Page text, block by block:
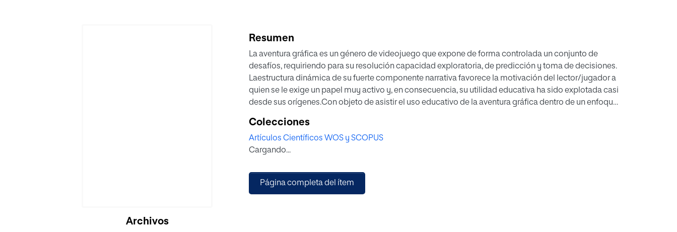
Cargando...Archivos
Resumen
La aventura gráfica es un género de videojuego que expone de forma controlada un conjunto de
desafíos, requiriendo para su resolución capacidad exploratoria, de predicción y toma de decisiones.
Laestructura dinámica de su fuerte componente narrativa favorece la motivación del lector/jugador a
quien se le exige un papel muy activo y, en consecuencia, su utilidad educativa ha sido explotada casi
desde sus orígenes.Con objeto de asistir el uso educativo de la aventura gráfica dentro de un enfoque
aventura en torno a cinco componentes: competencias educativas, narrativa, retos, proceso de juego
y proceso educativo. Como caso de uso, la aventura gráfica “Urano” instancia dicho modelo,
permitiendo soportar y evaluar lalectura comprensiva en alumnos de segundo y tercer ciclo de
retos lúdicos, la aventura “Urano” gestiona la adquisición de las competencias educativas implicadas
y genera informes de evaluación cuya utilidad educativa está siendo analizada, junto a otros
Colecciones
Artículos Científicos WOS y SCOPUS
Cargando...
Página completa del ítem